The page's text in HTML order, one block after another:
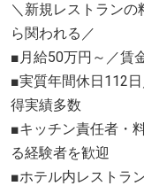
＼新規レストラン
ら関われる／
■月給50万円～／賃
■実質年間休日112
得実績多数
■キッチン責任者・
る経験者を歓迎
■ホテル内レストラ